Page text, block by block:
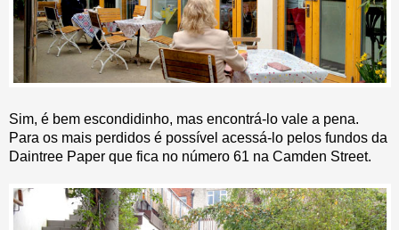
Sim, é bem escondidinho, mas encontrá-lo vale a pena.
Para os mais perdidos é possível acessá-lo pelos fundos da
Daintree Paper que fica no número 61 na Camden Street.